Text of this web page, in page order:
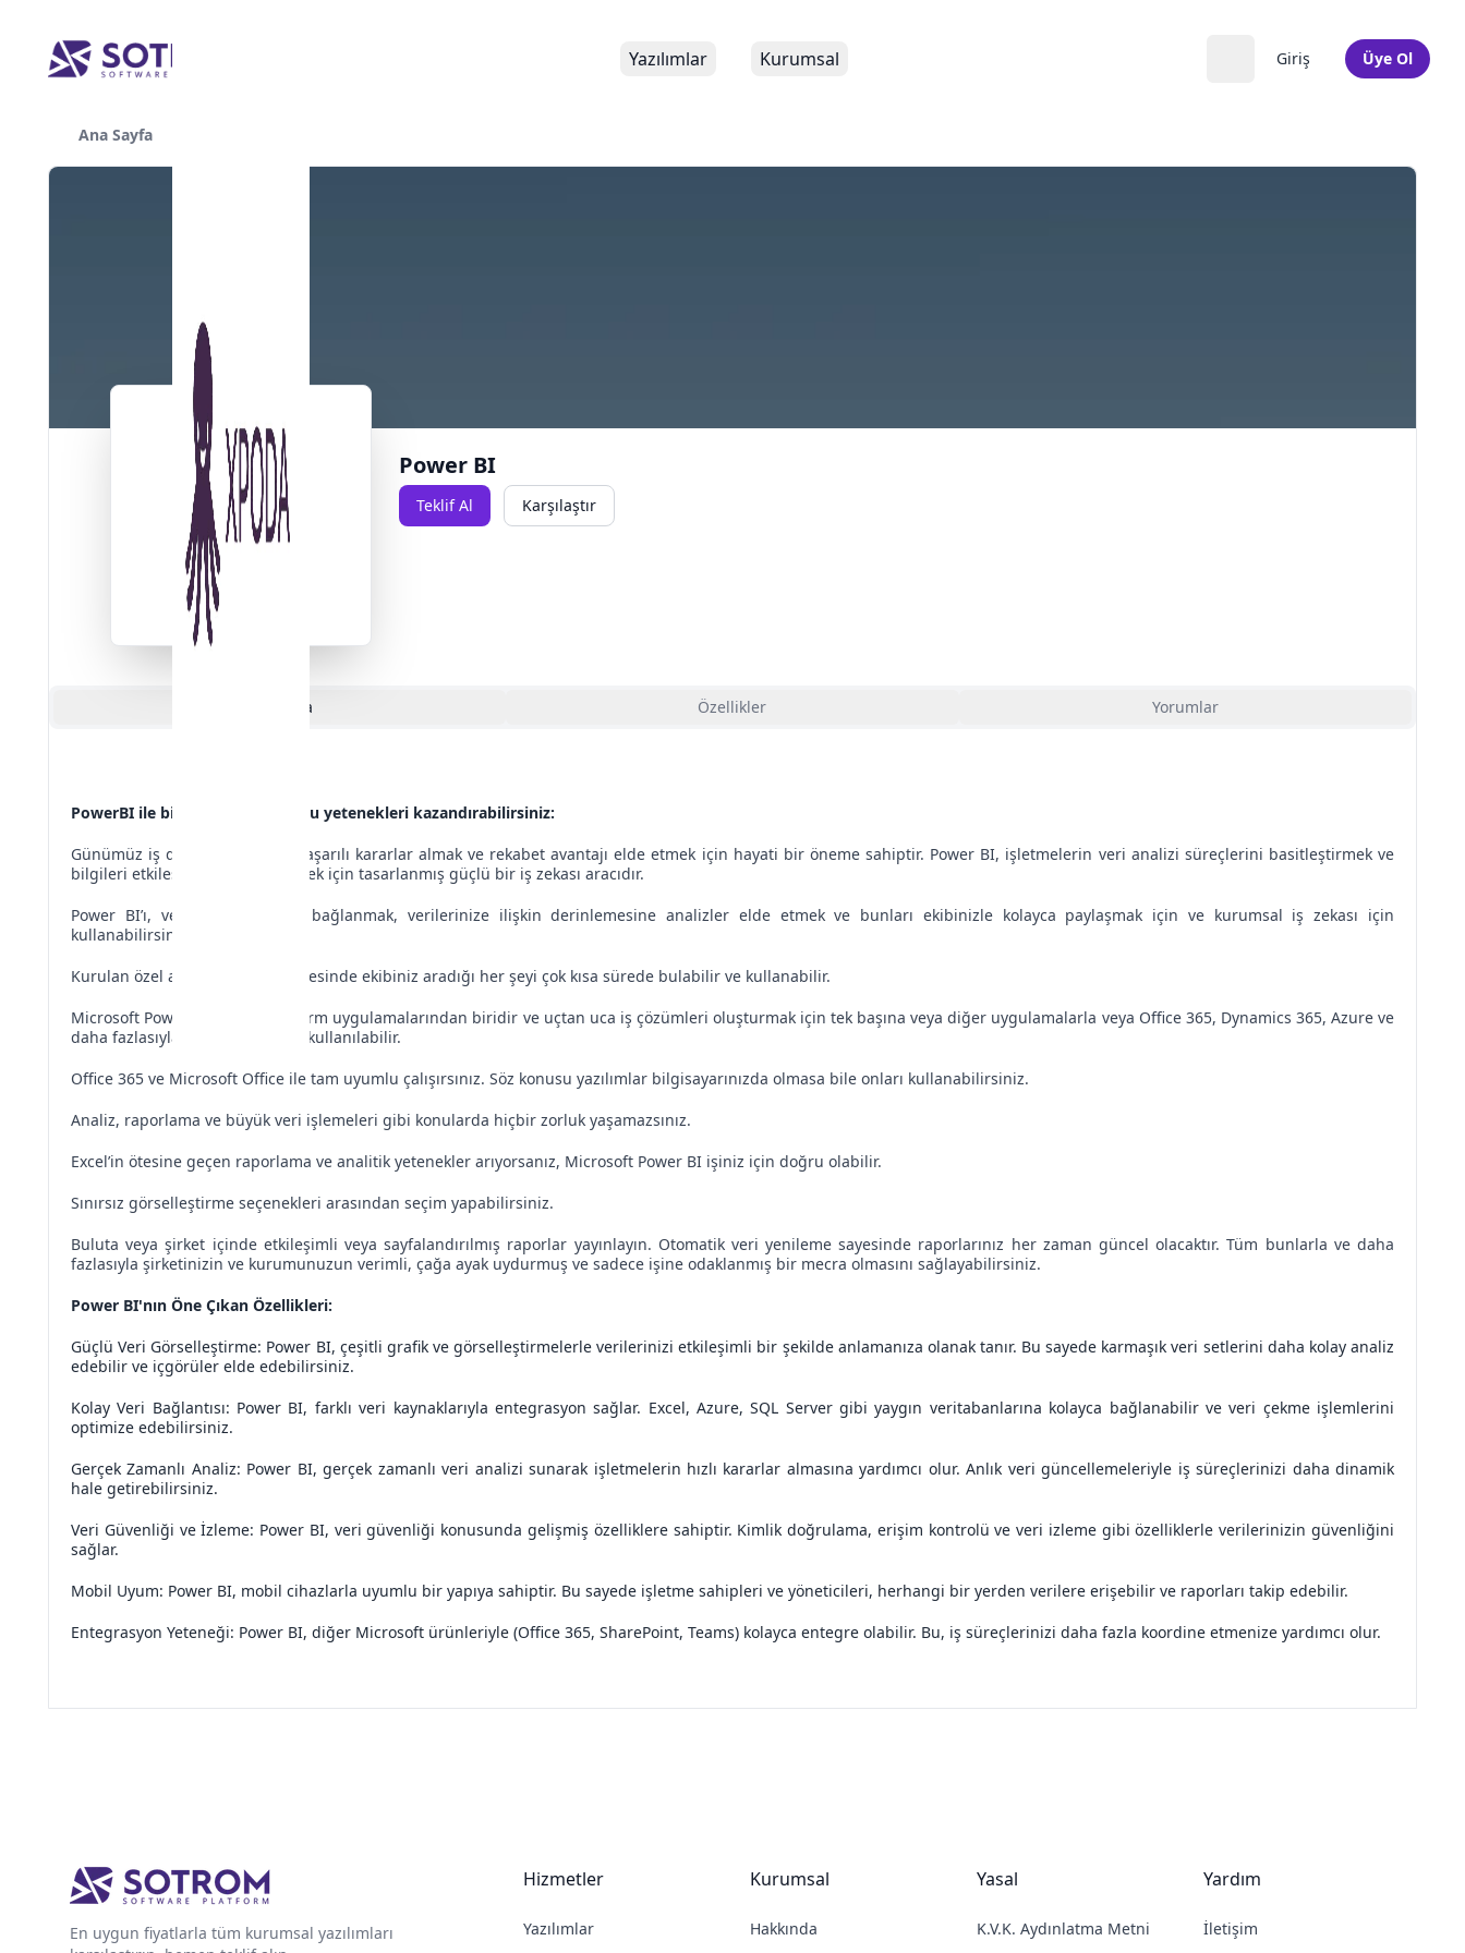
Yazılımlar Kurumsal Giriş Üye Ol
Ana Sayfa
Power BI
Teklif Al Karşılaştır
Açıklama Özellikler Yorumlar
PowerBI ile birlikte şirketinize şu yetenekleri kazandırabilirsiniz:
Günümüz iş dünyasında veri, başarılı kararlar almak ve rekabet avantajı elde etmek için hayati bir öneme sahiptir. Power BI, işletmelerin veri analizi süreçlerini basitleştirmek ve
bilgileri etkileşimli görselleştirmek için tasarlanmış güçlü bir iş zekası aracıdır.
Power BI’ı, veri kaynaklarınıza bağlanmak, verilerinize ilişkin derinlemesine analizler elde etmek ve bunları ekibinizle kolayca paylaşmak için ve kurumsal iş zekası için
kullanabilirsiniz.
Kurulan özel arama altyapısı sayesinde ekibiniz aradığı her şeyi çok kısa sürede bulabilir ve kullanabilir.
Microsoft Power BI, Power Platform uygulamalarından biridir ve uçtan uca iş çözümleri oluşturmak için tek başına veya diğer uygulamalarla veya Office 365, Dynamics 365, Azure ve
daha fazlasıyla bağlantılı olarak kullanılabilir.
Office 365 ve Microsoft Office ile tam uyumlu çalışırsınız. Söz konusu yazılımlar bilgisayarınızda olmasa bile onları kullanabilirsiniz.
Analiz, raporlama ve büyük veri işlemeleri gibi konularda hiçbir zorluk yaşamazsınız.
Excel’in ötesine geçen raporlama ve analitik yetenekler arıyorsanız, Microsoft Power BI işiniz için doğru olabilir.
Sınırsız görselleştirme seçenekleri arasından seçim yapabilirsiniz.
Buluta veya şirket içinde etkileşimli veya sayfalandırılmış raporlar yayınlayın. Otomatik veri yenileme sayesinde raporlarınız her zaman güncel olacaktır. Tüm bunlarla ve daha
fazlasıyla şirketinizin ve kurumunuzun verimli, çağa ayak uydurmuş ve sadece işine odaklanmış bir mecra olmasını sağlayabilirsiniz.
Power BI'nın Öne Çıkan Özellikleri:
Güçlü Veri Görselleştirme: Power BI, çeşitli grafik ve görselleştirmelerle verilerinizi etkileşimli bir şekilde anlamanıza olanak tanır. Bu sayede karmaşık veri setlerini daha kolay analiz
edebilir ve içgörüler elde edebilirsiniz.
Kolay Veri Bağlantısı: Power BI, farklı veri kaynaklarıyla entegrasyon sağlar. Excel, Azure, SQL Server gibi yaygın veritabanlarına kolayca bağlanabilir ve veri çekme işlemlerini
optimize edebilirsiniz.
Gerçek Zamanlı Analiz: Power BI, gerçek zamanlı veri analizi sunarak işletmelerin hızlı kararlar almasına yardımcı olur. Anlık veri güncellemeleriyle iş süreçlerinizi daha dinamik
hale getirebilirsiniz.
Veri Güvenliği ve İzleme: Power BI, veri güvenliği konusunda gelişmiş özelliklere sahiptir. Kimlik doğrulama, erişim kontrolü ve veri izleme gibi özelliklerle verilerinizin güvenliğini
sağlar.
Mobil Uyum: Power BI, mobil cihazlarla uyumlu bir yapıya sahiptir. Bu sayede işletme sahipleri ve yöneticileri, herhangi bir yerden verilere erişebilir ve raporları takip edebilir.
Entegrasyon Yeteneği: Power BI, diğer Microsoft ürünleriyle (Office 365, SharePoint, Teams) kolayca entegre olabilir. Bu, iş süreçlerinizi daha fazla koordine etmenize yardımcı olur.
En uygun fiyatlarla tüm kurumsal yazılımları
Hizmetler
Yazılımlar
Kurumsal
Hakkında
Yasal
K.V.K. Aydınlatma Metni
Yardım
İletişim